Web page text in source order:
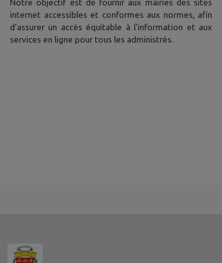
Notre objectif est de fournir aux mairies des sites
internet accessibles et conformes aux normes, afin
d'assurer un accès équitable à l'information et aux
services en ligne pour tous les administrés.